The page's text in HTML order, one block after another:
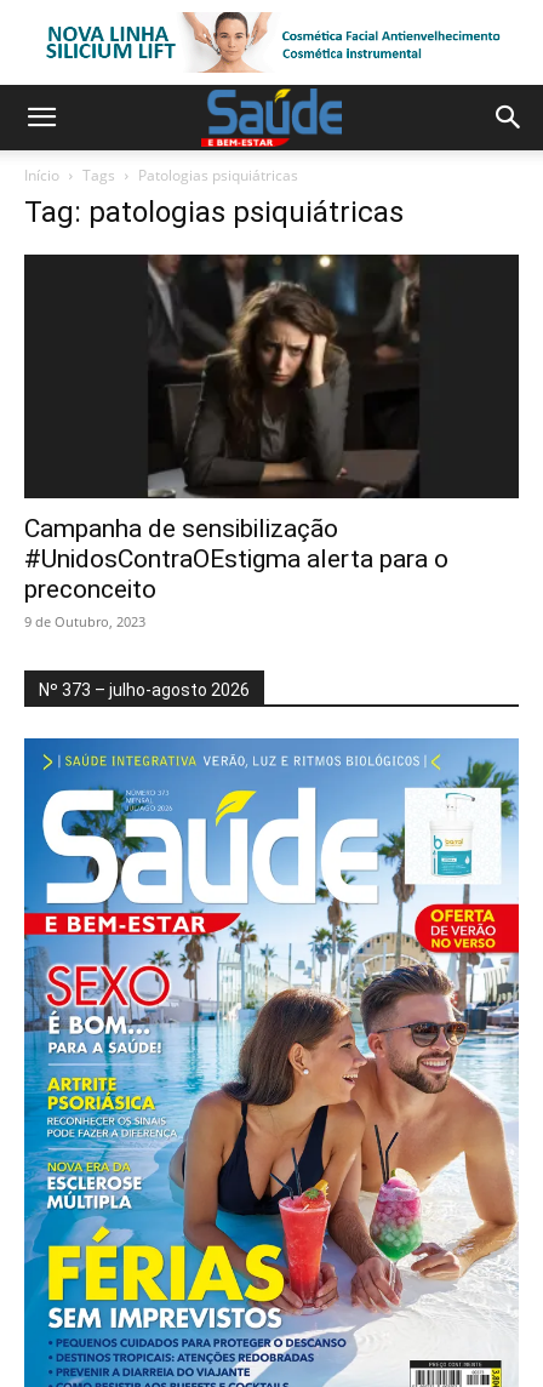
Início Tags Patologias psiquiátricas
Tag: patologias psiquiátricas
Campanha de sensibilização
#UnidosContraOEstigma alerta para o
preconceito
9 de Outubro, 2023
Nº 373 – julho-agosto 2026